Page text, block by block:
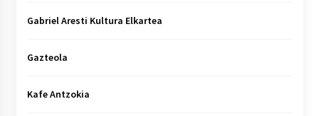
Gabriel Aresti Kultura Elkartea
Gazteola
Kafe Antzokia